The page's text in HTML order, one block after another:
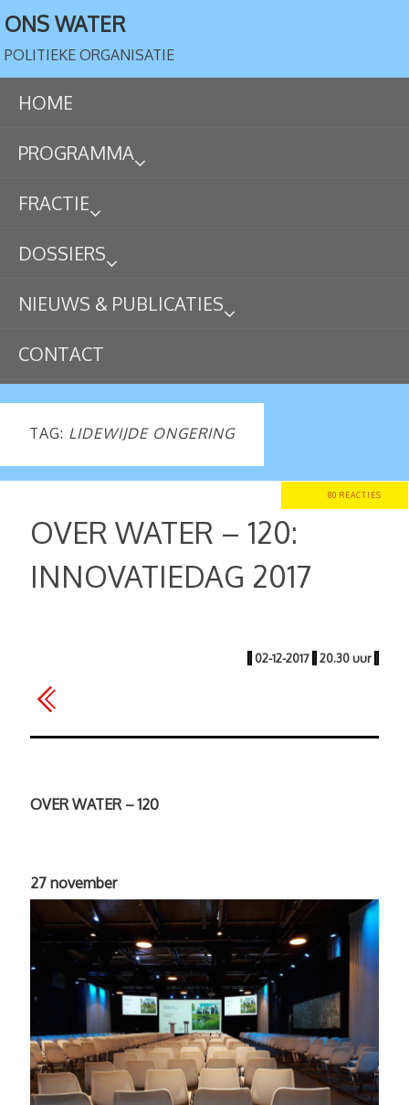
ONS WATER
POLITIEKE ORGANISATIE
HOME
PROGRAMMA
FRACTIE
DOSSIERS
NIEUWS & PUBLICATIES
CONTACT
TAG: LIDEWIJDE ONGERING
80 REACTIES
OVER WATER – 120:
INNOVATIEDAG 2017
| 02-12-2017 | 20.30 uur |
OVER WATER – 120
27 november